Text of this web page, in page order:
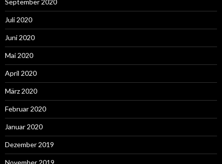
Juli 2020
Juni 2020
Mai 2020
April 2020
März 2020
Februar 2020
Januar 2020
Dezember 2019
November 2019